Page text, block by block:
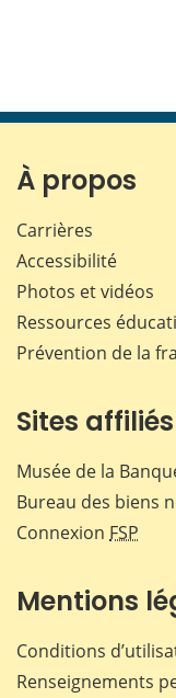
À propos
Carrières
Accessibilité
Photos et vidéos
Ressources
Prévention de la
Sites affiliés
Musée de la
Bureau des biens
Connexion FSP
Mentions
Conditions
Renseignements